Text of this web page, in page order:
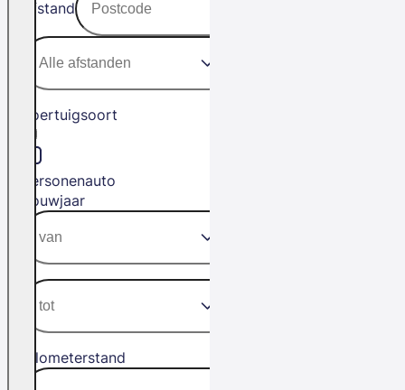
Afstand
Voertuigsoort
Personenauto
Bouwjaar
Kilometerstand